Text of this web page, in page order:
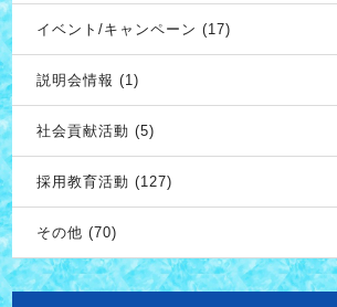
イベント/キャンペーン (17)
説明会情報 (1)
社会貢献活動 (5)
採用教育活動 (127)
その他 (70)